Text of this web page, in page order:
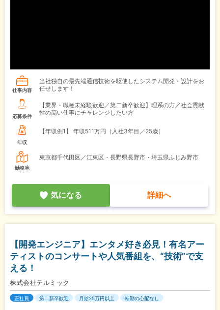
仕事内容
当社独自の最先端通信技術を駆使したシステム開発・設計をお
任せします！
応募条件
【業界・職種未経験歓迎／第二新卒歓迎】理系の方／社会貢献
性の高い仕事にチャレンジしたい方
年収
【年収例1】 年収511万円（入社3年目／25歳）
勤務地
東京都千代田区／江東区・長野県長野市・埼玉県ふじみ野市
気になる 詳細へ
【開発エンジニア】エンタメ好き必見！有名アー
ティストのコンサートや人気番組を、“技術”で支
える！
株式会社テルミック
正社員 第二新卒歓迎 月給25万円以上 転勤の心配なし